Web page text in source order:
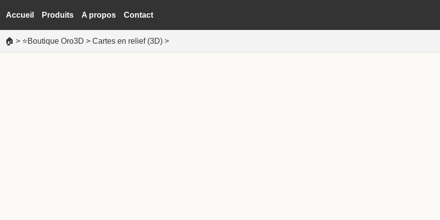
Accueil Produits A propos Contact
🏠 > ⭐Boutique Oro3D > Cartes en relief (3D) >